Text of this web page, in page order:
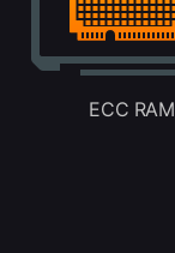
ECC RAM